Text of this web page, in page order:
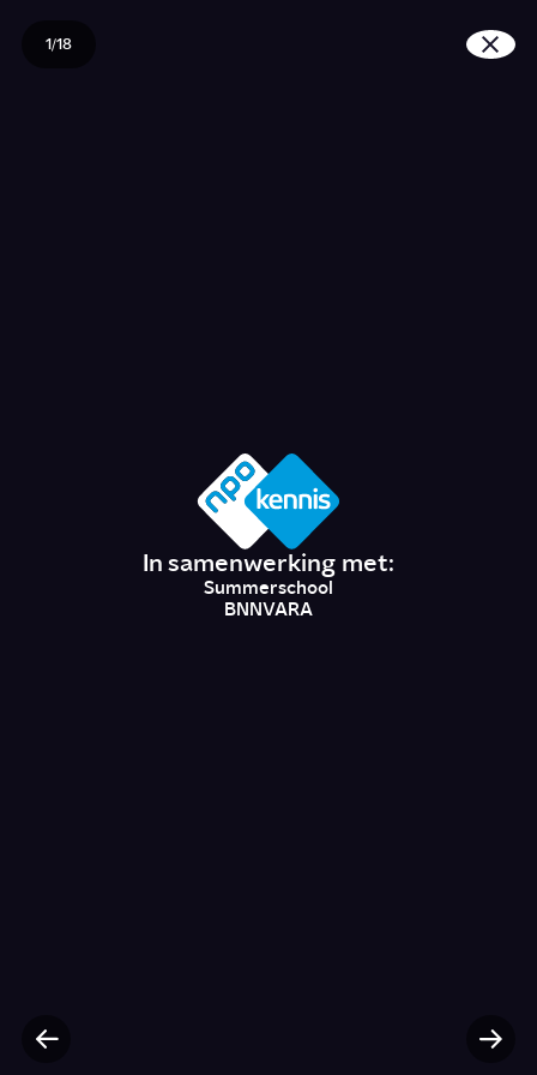
1/18
Hoe kwamen
In samenwerking met:
Summerschool
BNNVARA